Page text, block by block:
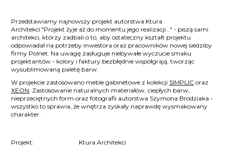
Przedstawiamy najnowszy projekt autorstwa Ktura
Architekci."Projekt żyje aż do momentu jego realizacji..." - piszą sami
architekci, którzy zadbali o to, aby ostateczny kształt projektu
odpowiadał na potrzeby inwestora oraz pracowników nowej siedziby
firmy Polnet. Na uwagę zasługuje niebywałe wyczucie smaku
projektantów - kolory i faktury bezbłędnie współgrają, tworząc
wysublimowaną paletę barw.
W projekcie zastosowano meble gabinetowe z kolekcji SIMPLIC oraz
XEON. Zastosowanie naturalnych materiałów, ciepłych barw,
nieprzeciętnych form oraz fotografii autorstwa Szymona Brodziaka -
wszystko to sprawia, że wnętrza zyskały naprawdę wysmakowany
charakter.
Projekt:
Ktura Architekci